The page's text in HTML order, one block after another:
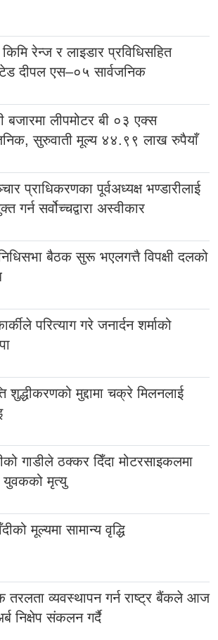
रेन्ज र लाइडार प्रविधिसहित
दीपल एस–०५ सार्वजनिक
बजारमा लीपमोटर बी ०३ एक्स
सुरुवाती मूल्य ४४.९९ लाख रुपैयाँ
प्राधिकरणका पूर्वअध्यक्ष भण्डारीलाई
गर्न सर्वोच्चद्वारा अस्वीकार
बैठक सुरू भएलगत्तै विपक्षी दलको
परित्याग गरे जनार्दन शर्माको
शुद्धीकरणको मुद्दामा चक्रे मिलनलाई
गाडीले ठक्कर दिँदा मोटरसाइकलमा
युवकको मृत्यु
मूल्यमा सामान्य वृद्धि
तरलता व्यवस्थापन गर्न राष्ट्र बैंकले आज
निक्षेप संकलन गर्दै